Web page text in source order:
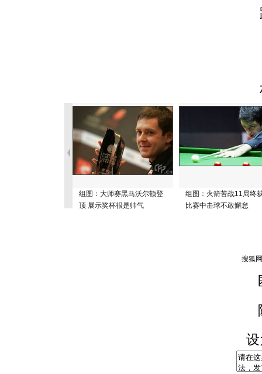
组图：大师赛黑马沃尔顿登
顶 展示奖杯很是帅气
组图：火箭苦战11局终
比赛中击球不敢懈怠